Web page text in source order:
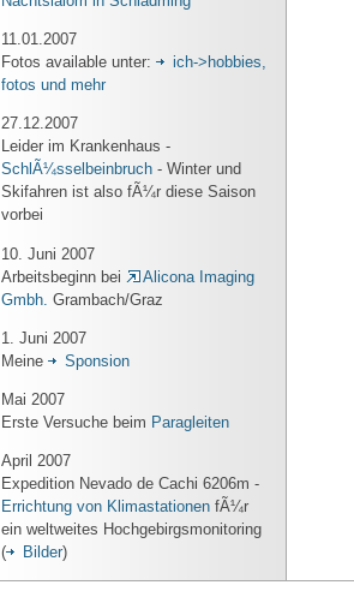
11.01.2007
Fotos available unter:
ich->hobbies,
fotos und mehr
27.12.2007
Leider im Krankenhaus -
SchlÃ¼sselbeinbruch - Winter und
Skifahren ist also fÃ¼r diese Saison
vorbei
10. Juni 2007
Arbeitsbeginn bei
Alicona Imaging
Gmbh. Grambach/Graz
1. Juni 2007
Meine
Sponsion
Mai 2007
Erste Versuche beim Paragleiten
April 2007
Expedition Nevado de Cachi 6206m -
Errichtung von Klimastationen fÃ¼r
ein weltweites Hochgebirgsmonitoring
(
Bilder)